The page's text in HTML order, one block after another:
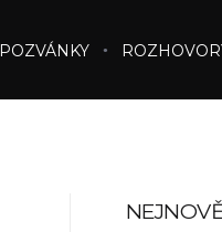
POZVÁNKY